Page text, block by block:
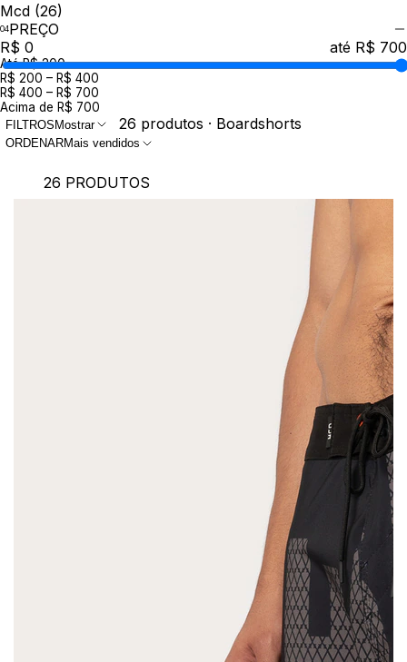
Mcd (26)
PREÇO
R$ 0
até R$ 700
Até R$ 200
R$ 200 – R$ 400
R$ 400 – R$ 700
Acima de R$ 700
FILTROS Mostrar 26 produtos · Boardshorts
ORDENARMais vendidos
26 PRODUTOS